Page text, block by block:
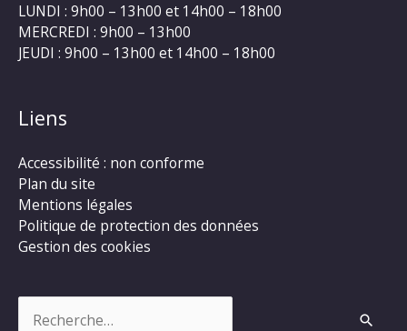
LUNDI : 9h00 – 13h00 et 14h00 – 18h00
MERCREDI : 9h00 – 13h00
JEUDI : 9h00 – 13h00 et 14h00 – 18h00
Liens
Accessibilité : non conforme
Plan du site
Mentions légales
Politique de protection des données
Gestion des cookies